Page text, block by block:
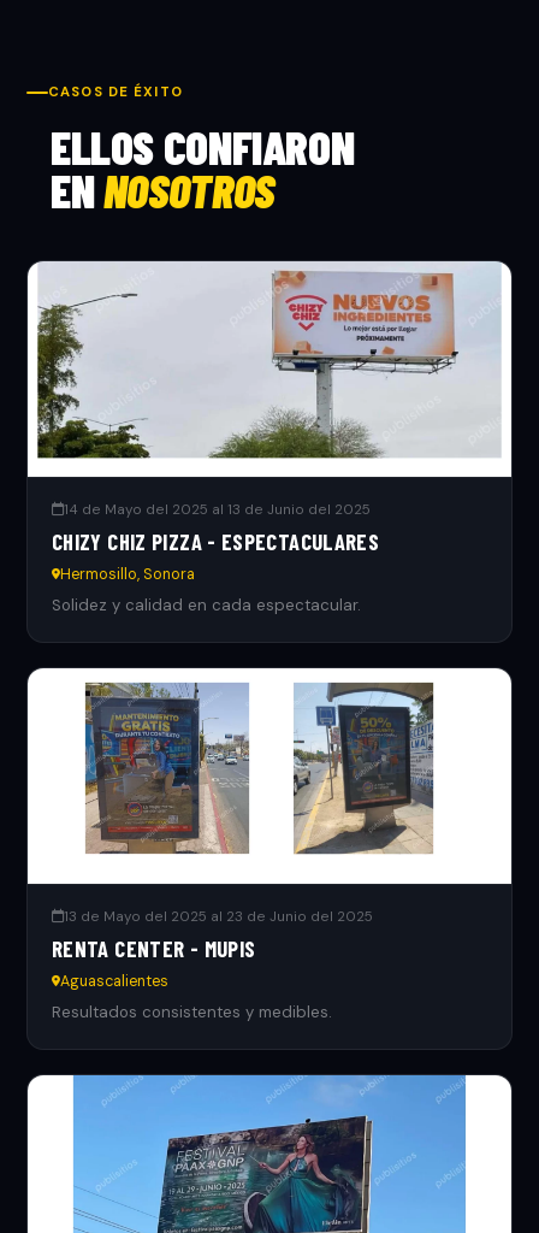
CASOS DE ÉXITO
ELLOS CONFIARON
ENNOSOTROS
14 de Mayo del 2025 al 13 de Junio del 2025
CHIZY CHIZ PIZZA - ESPECTACULARES
Hermosillo, Sonora
Solidez y calidad en cada espectacular.
13 de Mayo del 2025 al 23 de Junio del 2025
RENTA CENTER - MUPIS
Aguascalientes
Resultados consistentes y medibles.